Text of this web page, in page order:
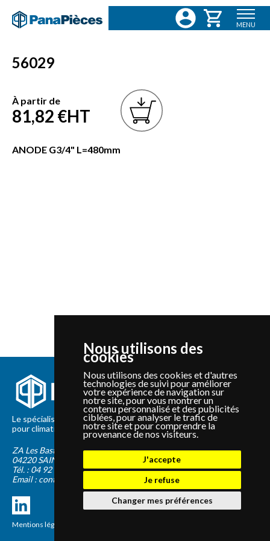
Nous utilisons des
cookies
Nous utilisons des cookies et d'autres
technologies de suivi pour améliorer
votre expérience de navigation sur
notre site, pour vous montrer un
contenu personnalisé et des publicités
ciblées, pour analyser le trafic de
notre site et pour comprendre la
provenance de nos visiteurs.
J'accepte
Je refuse
Changer mes préférences
MENU
56029
À partir de
81,82 €HT
ANODE G3/4" L=480mm
Le spécialiste depuis 2012 de la vente de pièces détachées
pour climatisation et Pompe à Chaleur Panasonic et Sanyo
ZA Les Bastides Blanches
04220 SAINTE-TULLE
Tél. : 04 92 75 89 55
Email : contact@panapieces.com
Mentions légales